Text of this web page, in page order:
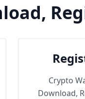
Crypto
Download,